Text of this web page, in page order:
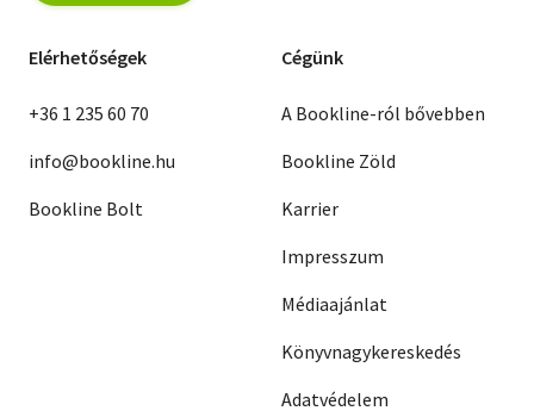
Elérhetőségek
+36 1 235 60 70
info@bookline.hu
Bookline Bolt
Cégünk
A Bookline-ról bővebben
Bookline Zöld
Karrier
Impresszum
Médiaajánlat
Könyvnagykereskedés
Adatvédelem